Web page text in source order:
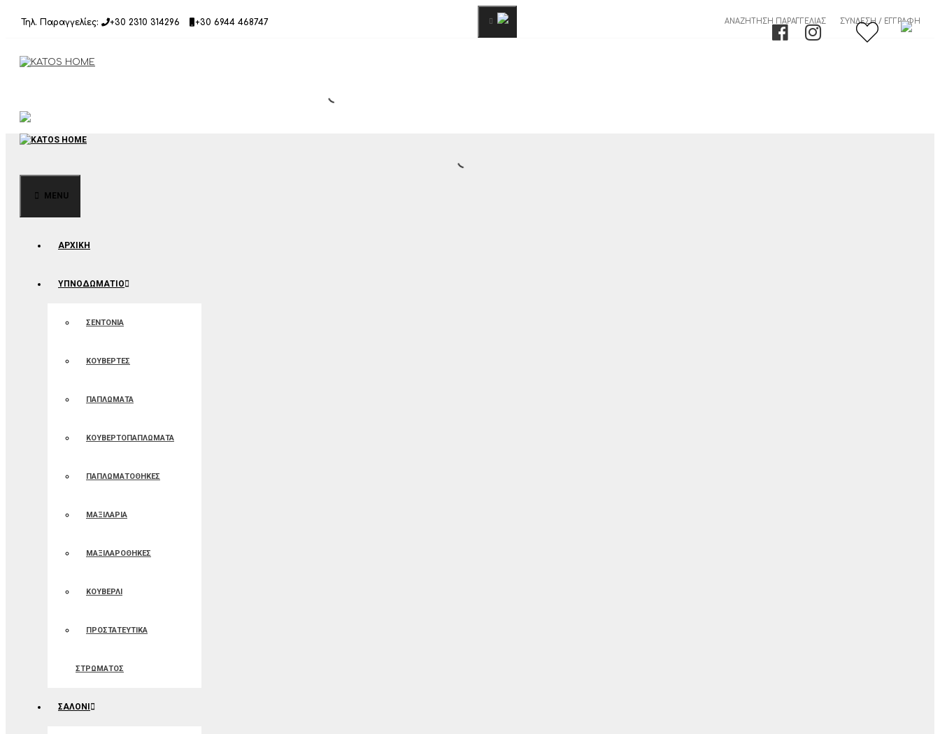
Τηλ. Παραγγελίες: +30 2310 314296 +30 6944 468747 ΑΝΑΖΉΤΗΣΗ ΠΑΡΑΓΓΕΛΊΑΣ ΣΎΝΔΕΣΗ / ΕΓΓΡΑΦΉ
MENU
ΑΡΧΙΚΉ
ΥΠΝΟΔΩΜΑΤΙΟ
ΣΕΝΤΟΝΙΑ
ΚΟΥΒΕΡΤΕΣ
ΠΑΠΛΩΜΑΤΑ
ΚΟΥΒΕΡΤΟΠΑΠΛΩΜΑΤΑ
ΠΑΠΛΩΜΑΤΟΘΗΚΕΣ
ΜΑΞΙΛΑΡΙΑ
ΜΑΞΙΛΑΡΟΘΗΚΕΣ
ΚΟΥΒΕΡΛΙ
ΠΡΟΣΤΑΤΕΥΤΙΚΑ
ΣΤΡΩΜΑΤΟΣ
ΣΑΛΟΝΙ